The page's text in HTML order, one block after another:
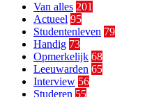
Van alles 201
Actueel 95
Studentenleven 79
Handig 73
Opmerkelijk 68
Leeuwarden 65
Interview 56
Studeren 55